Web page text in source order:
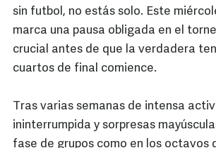
sin futbol, no estás solo. Este
marca una pausa obligada en el
crucial antes de que la verdadera
cuartos de final comience.
Tras varias semanas de intensa
ininterrumpida y sorpresas
fase de grupos como en los octavos